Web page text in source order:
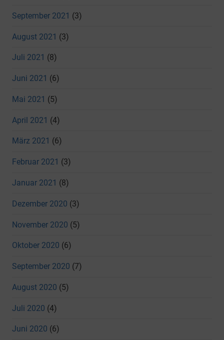
September 2021 (3)
August 2021 (3)
Juli 2021 (8)
Juni 2021 (6)
Mai 2021 (5)
April 2021 (4)
März 2021 (6)
Februar 2021 (3)
Januar 2021 (8)
Dezember 2020 (3)
November 2020 (5)
Oktober 2020 (6)
September 2020 (7)
August 2020 (5)
Juli 2020 (4)
Juni 2020 (6)